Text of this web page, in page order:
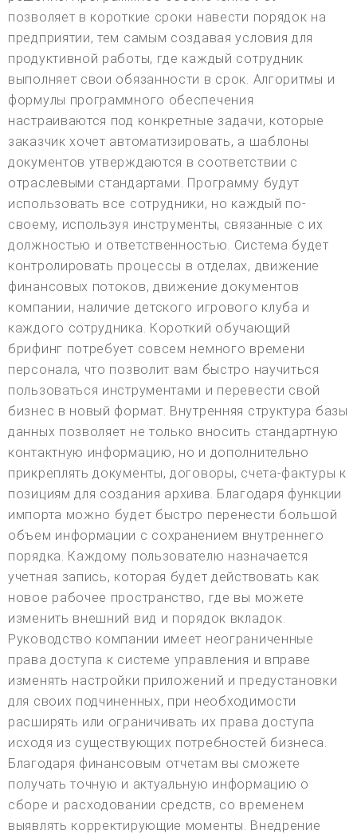
позволяет в короткие сроки навести порядок на
предприятии, тем самым создавая условия для
продуктивной работы, где каждый сотрудник
выполняет свои обязанности в срок. Алгоритмы и
формулы программного обеспечения
настраиваются под конкретные задачи, которые
заказчик хочет автоматизировать, а шаблоны
документов утверждаются в соответствии с
отраслевыми стандартами. Программу будут
использовать все сотрудники, но каждый по-
своему, используя инструменты, связанные с их
должностью и ответственностью. Система будет
контролировать процессы в отделах, движение
финансовых потоков, движение документов
компании, наличие детского игрового клуба и
каждого сотрудника. Короткий обучающий
брифинг потребует совсем немного времени
персонала, что позволит вам быстро научиться
пользоваться инструментами и перевести свой
бизнес в новый формат. Внутренняя структура базы
данных позволяет не только вносить стандартную
контактную информацию, но и дополнительно
прикреплять документы, договоры, счета-фактуры к
позициям для создания архива. Благодаря функции
импорта можно будет быстро перенести большой
объем информации с сохранением внутреннего
порядка. Каждому пользователю назначается
учетная запись, которая будет действовать как
новое рабочее пространство, где вы можете
изменить внешний вид и порядок вкладок.
Руководство компании имеет неограниченные
права доступа к системе управления и вправе
изменять настройки приложений и предустановки
для своих подчиненных, при необходимости
расширять или ограничивать их права доступа
исходя из существующих потребностей бизнеса.
Благодаря финансовым отчетам вы сможете
получать точную и актуальную информацию о
сборе и расходовании средств, со временем
выявлять корректирующие моменты. Внедрение